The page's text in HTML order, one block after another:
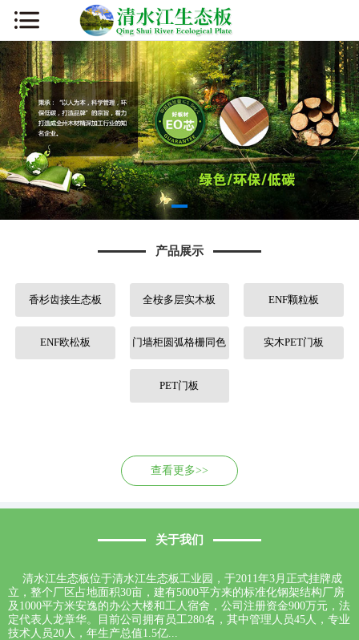
产品展示
香杉齿接生态板 全桉多层实木板 ENF颗粒板
ENF欧松板 门墙柜圆弧格栅同色 实木PET门板
PET门板
查看更多>>
关于我们
清水江生态板位于清水江生态板工业园，于2011年3月正式挂牌成
立，整个厂区占地面积30亩，建有5000平方来的标准化钢架结构厂房
及1000平方米安逸的办公大楼和工人宿舍，公司注册资金900万元，法
定代表人龙章华。目前公司拥有员工280名，其中管理人员45人，专业
技术人员20人，年生产总值1.5亿...
网站首页
公司简介
新闻资讯
产品展示
厂容厂貌
营销网络
人才招聘